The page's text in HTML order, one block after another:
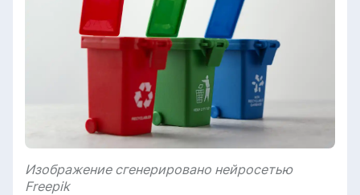
Изображение сгенерировано нейросетью
Freepik